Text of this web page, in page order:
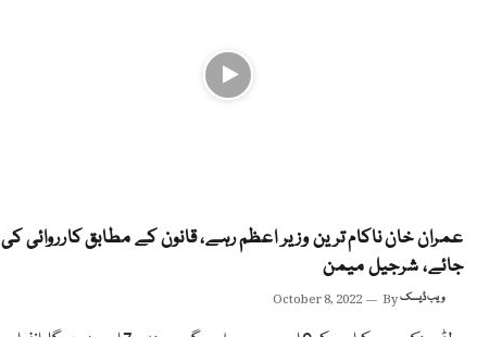
عمران خان ناکام ترین وزیر اعظم رہے، قانون کے مطابق کارروائی کی
جائے، شرجیل میمن
October 8, 2022 Byویب ڈیسک